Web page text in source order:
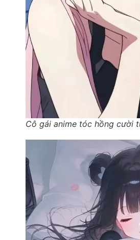
Cô gái anime tóc hồng cười